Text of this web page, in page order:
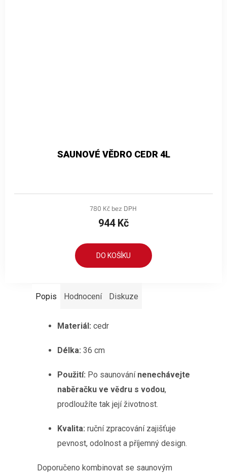
SAUNOVÉ VĚDRO CEDR 4L
780 Kč bez DPH
944 Kč
DO KOŠÍKU
Popis Hodnocení Diskuze
Materiál: cedr
Délka: 36 cm
Použití: Po saunování nenechávejte
naběračku ve vědru s vodou,
prodloužíte tak její životnost.
Kvalita: ruční zpracování zajišťuje
pevnost, odolnost a příjemný design.
Doporučeno kombinovat se saunovým